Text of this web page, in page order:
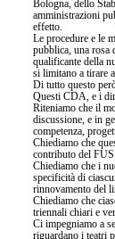
Bologna, dello
amministrazioni
effetto.
Le procedure e le
pubblica, una rosa
qualificante della
si limitano a tirare
Di tutto questo
Questi CDA, e i
Riteniamo che il
discussione, e in
competenza,
Chiediamo che
contributo del FUS.
Chiediamo che i
specificità di
rinnovamento del
Chiediamo che
triennali chiari e
Ci impegniamo a
riguardano i teatri